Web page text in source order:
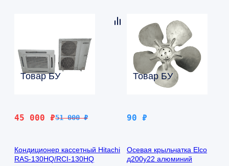
Товар БУ
51 000₽
Первоначальная
51
45 000 ₽
Текущая
000 ₽.
Кондиционер кассетный Hitachi
RAS-130HQ/RCI-130HQ
Товар БУ
90 ₽
Осевая крыльчатка Elco
д200у22 алюминий